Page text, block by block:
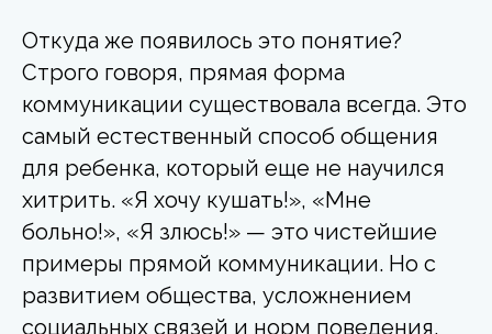
Откуда же появилось это понятие?
Строго говоря, прямая форма
коммуникации существовала всегда. Это
самый естественный способ общения
для ребенка, который еще не научился
хитрить. «Я хочу кушать!», «Мне
больно!», «Я злюсь!» — это чистейшие
примеры прямой коммуникации. Но с
развитием общества, усложнением
социальных связей и норм поведения,